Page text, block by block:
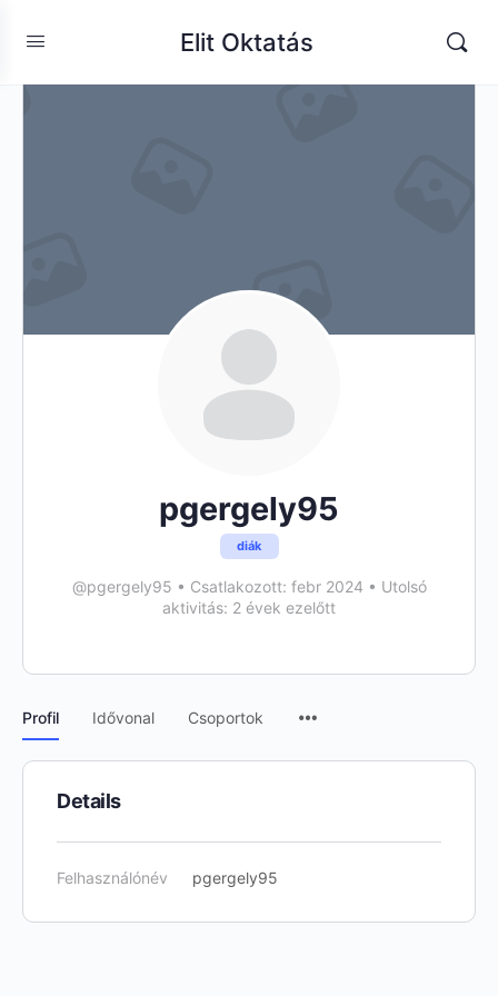
Elit Oktatás
pgergely95
diák
@pgergely95 • Csatlakozott: febr 2024 • Utolsó
aktivitás: 2 évek ezelőtt
Profil Idővonal Csoportok
Details
Felhasználónév pgergely95